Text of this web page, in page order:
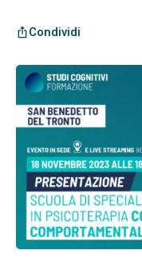
ios_shareCondividi